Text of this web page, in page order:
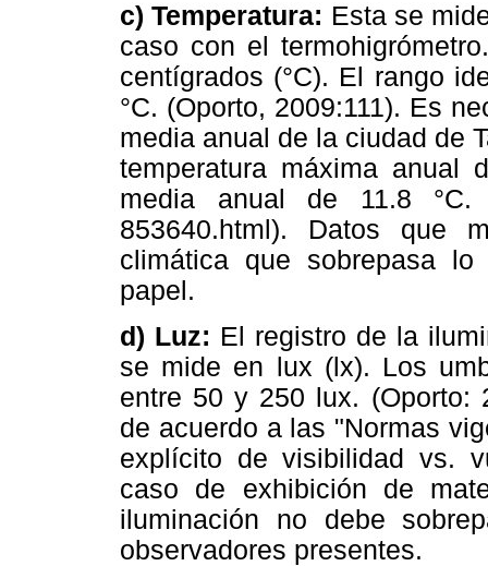
c) Temperatura: Esta se
caso con el
centígrados (°C). El rango
°C. (Oporto, 2009:111). Es
media anual de la ciudad de
temperatura máxima anual
media anual de 11.8 °C.
853640.html). Datos que
climática que sobrepasa
papel.
d) Luz: El registro de la
se mide en lux (lx). Los
entre 50 y 250 lux. (Oporto:
de acuerdo a las "Normas
explícito de visibilidad vs.
caso de exhibición de
iluminación no debe
observadores presentes.